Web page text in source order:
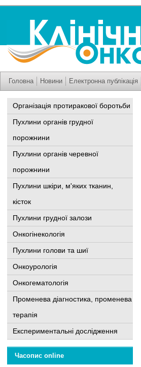
Головна Новини Електронна публікація
Організація протиракової боротьби
Пухлини органів грудної
порожнини
Пухлини органів черевної
порожнини
Пухлини шкіри, м'яких тканин,
кісток
Пухлини грудної залози
Онкогінекологія
Пухлини голови та шиї
Онкоурологія
Онкогематологія
Променева діагностика, променева
терапія
Експериментальні дослідження
Часопис online